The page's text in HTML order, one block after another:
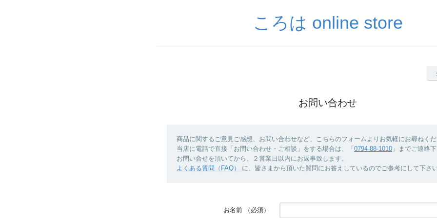
ころは online store
お問い合わせ
商品に関するご意見ご感想、お問い合わせなど、こちらのフォームよりお気軽にお尋ねくだ
当店に電話で直接「お問い合わせ・ご相談」をする場合は、「 0794-88-1010 」までご連絡下
お問い合せを頂いてから、２営業日以内にお返事致します。
よくある質問（FAQ） に、皆さまから頂いた質問にお答えしているのでご参考にして下さい
お名前 （必須）